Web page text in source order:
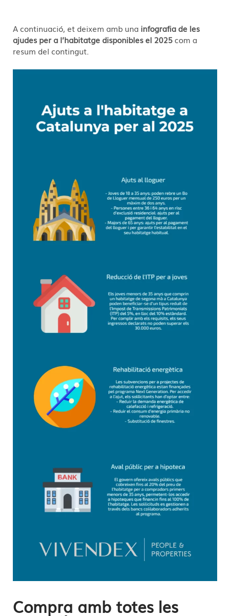
A continuació, et deixem amb una infografia de les
ajudes per a l’habitatge disponibles el 2025com a
resum del contingut.
Compra amb totes les